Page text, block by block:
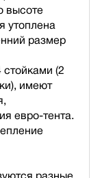
высоте
утоплена
размер
(2
имеют
евро-тента.
разные